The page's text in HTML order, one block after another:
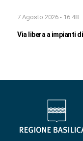
7 Agosto 2026 - 16:48
Via libera a impianti